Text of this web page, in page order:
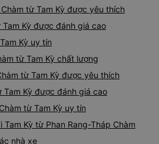
với âm lượng rất lớn. May
khi được yêu cầu, nhưng
ngồi phía trước. Nhìn
nếu giá cả phải chăng.
từ Tam Kỳ được yêu thích
Kỳ được đánh giá cao
Kỳ uy tín
từ Tam Kỳ chất lượng
từ Tam Kỳ được yêu thích
Tam Kỳ được đánh giá cao
từ Tam Kỳ uy tín
Kỳ từ Phan Rang-Tháp Chàm
nhà xe